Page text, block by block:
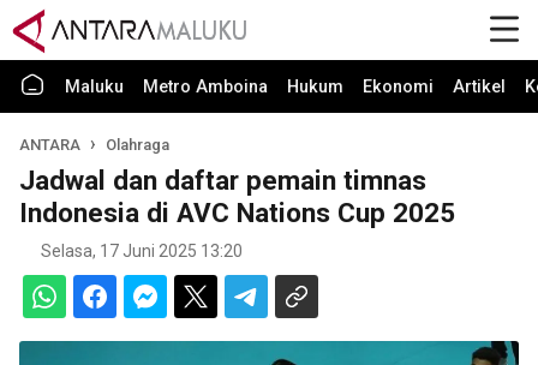
Maluku Metro Amboina Hukum Ekonomi Artikel
ANTARA Olahraga
Jadwal dan daftar pemain timnas
Indonesia di AVC Nations Cup 2025
Selasa, 17 Juni 2025 13:20